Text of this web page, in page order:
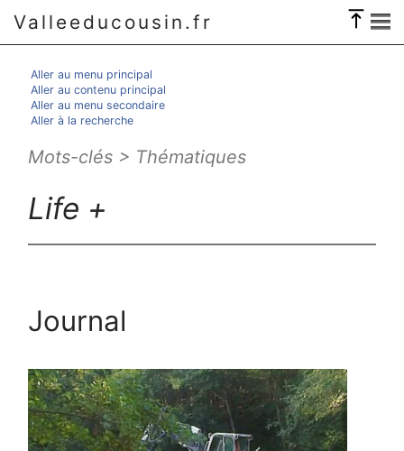
Valleeducousin.fr
Aller au menu principal
Aller au contenu principal
Aller au menu secondaire
Aller à la recherche
Mots-clés > Thématiques
Life +
Journal